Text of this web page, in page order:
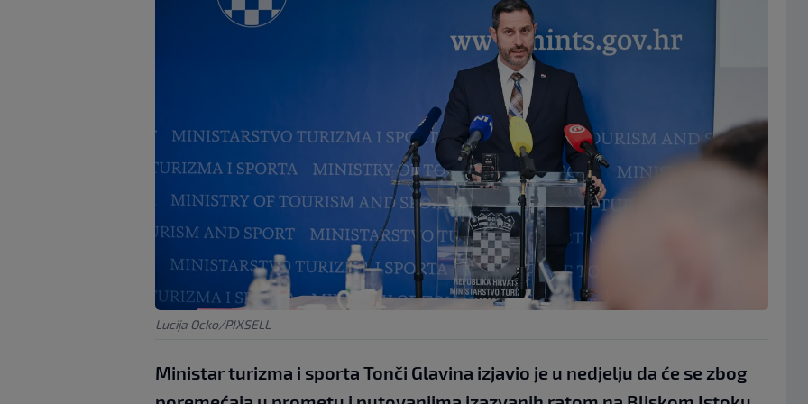
Lucija Ocko/PIXSELL
Ministar turizma i sporta Tonči Glavina izjavio je u nedjelju da će se zbog